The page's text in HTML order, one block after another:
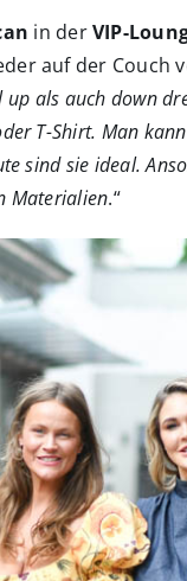
in derVIP-
auf der Couch
als auch down
T-Shirt. Man
sind sie ideal.
Materialien.“